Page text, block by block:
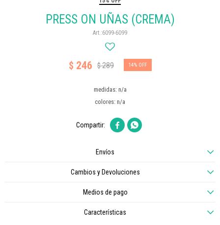
PRESS ON UÑAS (CREMA)
6099-6099
$ 246 $289 14
medidas: n/a
colores: n/a
 
Envíos
Cambios y Devoluciones
Medios de pago
Características